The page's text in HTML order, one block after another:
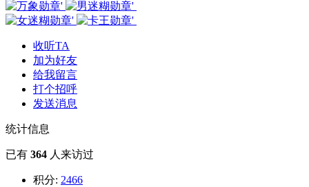
收听TA
加为好友
给我留言
打个招呼
发送消息
统计信息
已有 364 人来访过
积分: 2466